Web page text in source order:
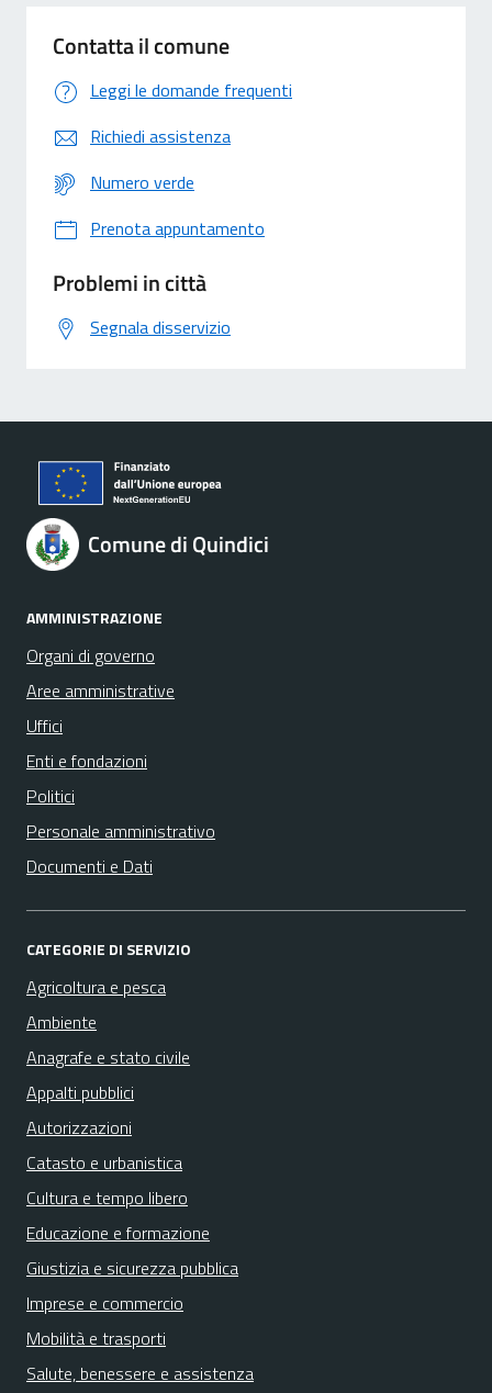
Contatta il comune
Leggi le domande frequenti
Richiedi assistenza
Numero verde
Prenota appuntamento
Problemi in città
Segnala disservizio
Comune di Quindici
AMMINISTRAZIONE
Organi di governo
Aree amministrative
Uffici
Enti e fondazioni
Politici
Personale amministrativo
Documenti e Dati
CATEGORIE DI SERVIZIO
Agricoltura e pesca
Ambiente
Anagrafe e stato civile
Appalti pubblici
Autorizzazioni
Catasto e urbanistica
Cultura e tempo libero
Educazione e formazione
Giustizia e sicurezza pubblica
Imprese e commercio
Mobilità e trasporti
Salute, benessere e assistenza